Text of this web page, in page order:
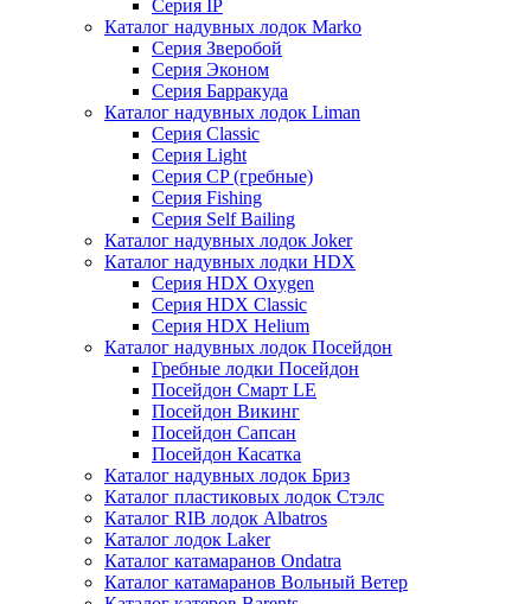
Серия IP
Каталог надувных лодок Marko
Серия Зверобой
Серия Эконом
Серия Барракуда
Каталог надувных лодок Liman
Серия Classic
Серия Light
Серия CP (гребные)
Серия Fishing
Серия Self Bailing
Каталог надувных лодок Joker
Каталог надувных лодки HDX
Серия HDX Oxygen
Серия HDX Classic
Серия HDX Helium
Каталог надувных лодок Посейдон
Гребные лодки Посейдон
Посейдон Смарт LE
Посейдон Викинг
Посейдон Сапсан
Посейдон Касатка
Каталог надувных лодок Бриз
Каталог пластиковых лодок Стэлс
Каталог RIB лодок Albatros
Каталог лодок Laker
Каталог катамаранов Ondatra
Каталог катамаранов Вольный Ветер